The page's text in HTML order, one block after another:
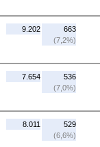
9.202
663
(7,2%)
7.654
536
(7,0%)
8.011
529
(6,6%)